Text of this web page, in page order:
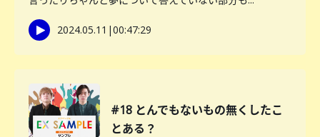
2024.05.11 |00:47:29
#18 とんでもないもの無くしたこ
とある？